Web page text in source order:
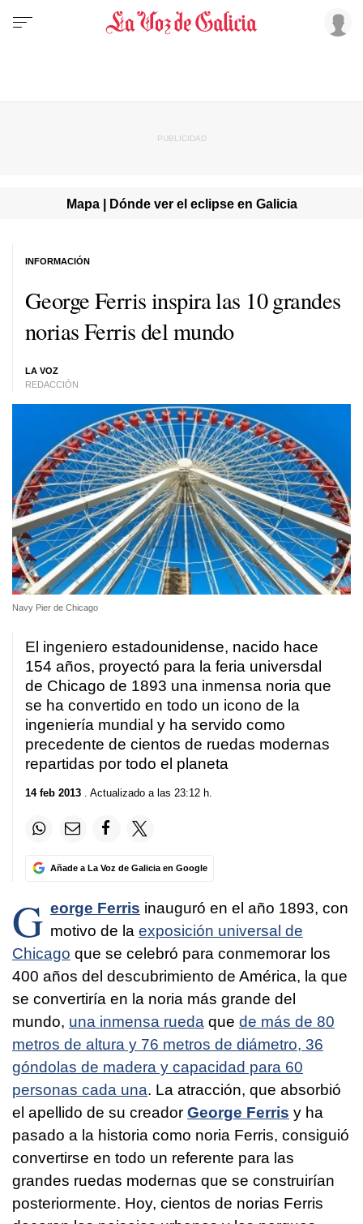
Mapa | Dónde ver el eclipse en Galicia
George Ferris inspira las 10 grandes
norias Ferris del mundo
LA VOZ
REDACCIÓN
INFORMACIÓN
Navy Pier de Chicago
El ingeniero estadounidense, nacido hace
154 años, proyectó para la feria universdal
de Chicago de 1893 una inmensa noria que
se ha convertido en todo un icono de la
ingeniería mundial y ha servido como
precedente de cientos de ruedas modernas
repartidas por todo el planeta
14 feb 2013 . Actualizado a las 23:12 h.
Añade a La Voz de Galicia en Google
G eorge Ferris inauguró en el año 1893, con
motivo de la exposición universal de
Chicago que se celebró para conmemorar los
400 años del descubrimiento de América, la que
se convertiría en la noria más grande del
mundo, una inmensa rueda que de más de 80
metros de altura y 76 metros de diámetro, 36
góndolas de madera y capacidad para 60
personas cada una. La atracción, que absorbió
el apellido de su creador George Ferris y ha
pasado a la historia como noria Ferris, consiguió
convertirse en todo un referente para las
grandes ruedas modernas que se construirían
posteriormente. Hoy, cientos de norias Ferris